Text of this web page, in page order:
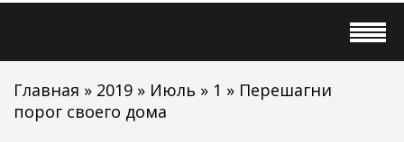
Главная » 2019 » Июль » 1 » Перешагни
порог своего дома